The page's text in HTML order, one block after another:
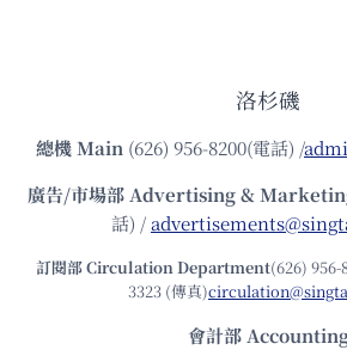
洛杉磯
總機Main (626) 956-8200(電話) /
廣告/市場部Advertising &
話) /
訂閱部 Circulation Department(626) 956-
3323 (傳真)
會計部